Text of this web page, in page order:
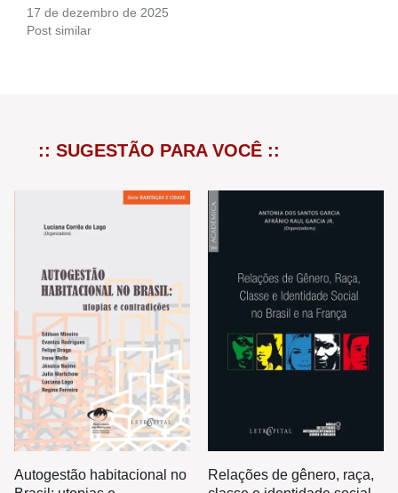
17 de dezembro de 2025
Post similar
:: SUGESTÃO PARA VOCÊ ::
Autogestão habitacional no
Relações de gênero, raça,